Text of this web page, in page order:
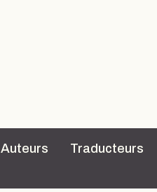
Auteurs Traducteurs